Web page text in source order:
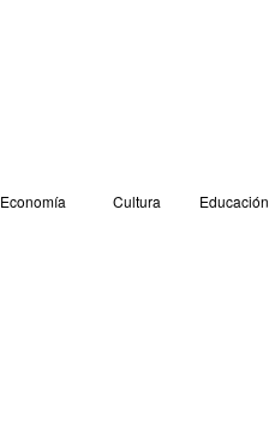
Economía Cultura Educación